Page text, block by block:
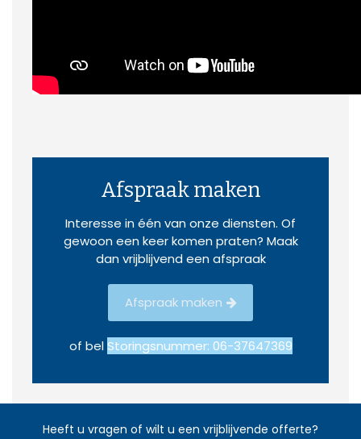
Afspraak maken
Interesse in één van onze diensten. Of
gewoon een keer komen praten? Maak
dan vrijblijvend een afspraak
Afspraak maken
of bel Storingsnummer: 06-37647369
Heeft u vragen of wilt u een vrijblijvende offerte?